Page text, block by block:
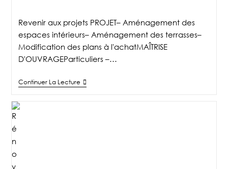
Revenir aux projets PROJET– Aménagement des
espaces intérieurs– Aménagement des terrasses–
Modification des plans à l'achatMAÎTRISE
D'OUVRAGEParticuliers –…
Continuer La Lecture